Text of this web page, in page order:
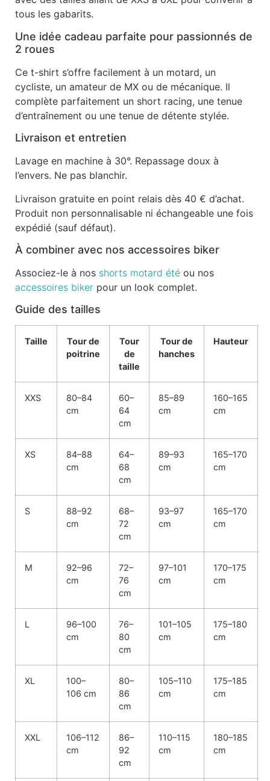
tous les gabarits.
Une idée cadeau parfaite pour passionnés de
2 roues
Ce t-shirt s’offre facilement à un motard, un
cycliste, un amateur de MX ou de mécanique. Il
complète parfaitement un short racing, une tenue
d’entraînement ou une tenue de détente stylée.
Livraison et entretien
Lavage en machine à 30°. Repassage doux à
l’envers. Ne pas blanchir.
Livraison gratuite en point relais dès 40 € d’achat.
Produit non personnalisable ni échangeable une fois
expédié (sauf défaut).
À combiner avec nos accessoires biker
Associez-le à nos shorts motard été ou nos
accessoires biker pour un look complet.
Guide des tailles
Taille
Tour de
poitrine
Tour
de
taille
Tour de
hanches
Hauteur
XXS
80–84
cm
60–
64
cm
85–89
cm
160–165
cm
XS
84–88
cm
64–
68
cm
89–93
cm
165–170
cm
S
88–92
cm
68–
72
cm
93–97
cm
165–170
cm
M
92–96
cm
72–
76
cm
97–101
cm
170–175
cm
L
96–100
cm
76–
80
cm
101–105
cm
175–180
cm
XL
100–
106 cm
80–
86
cm
105–110
cm
175–185
cm
XXL
106–112
cm
86–
92
cm
110–115
cm
180–185
cm